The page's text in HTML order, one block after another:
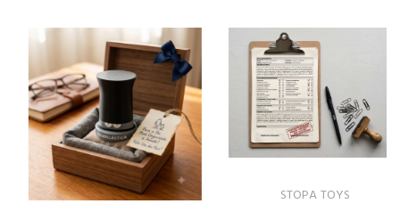
STOPA TOYS